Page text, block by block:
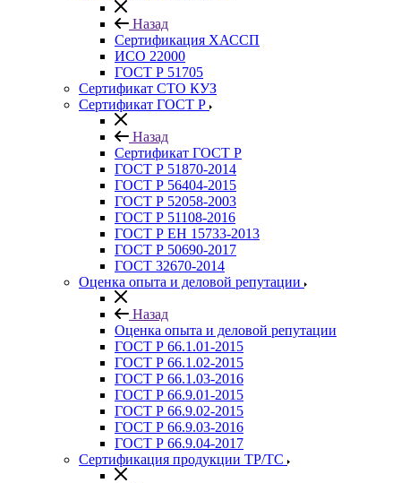
Назад
Сертификация ХАССП
ИСО 22000
ГОСТ Р 51705
Сертификат СТО КУЗ
Сертификат ГОСТ Р
Назад
Сертификат ГОСТ Р
ГОСТ Р 51870-2014
ГОСТ Р 56404-2015
ГОСТ Р 52058-2003
ГОСТ Р 51108-2016
ГОСТ Р ЕН 15733-2013
ГОСТ Р 50690-2017
ГОСТ 32670-2014
Оценка опыта и деловой репутации
Назад
Оценка опыта и деловой репутации
ГОСТ Р 66.1.01-2015
ГОСТ Р 66.1.02-2015
ГОСТ Р 66.1.03-2016
ГОСТ Р 66.9.01-2015
ГОСТ Р 66.9.02-2015
ГОСТ Р 66.9.03-2016
ГОСТ Р 66.9.04-2017
Сертификация продукции ТР/ТС